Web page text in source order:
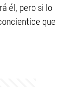
él, pero si lo
que